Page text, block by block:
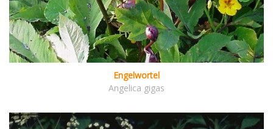
Engelwortel
Angelica gigas